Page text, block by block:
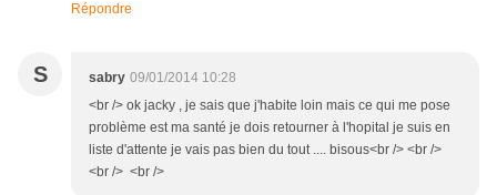
Répondre
S sabry 09/01/2014 10:28
<br /> ok jacky , je sais que j'habite loin mais ce qui me pose
problème est ma santé je dois retourner à l'hopital je suis en
liste d'attente je vais pas bien du tout .... bisous<br /> <br />
<br /> <br />